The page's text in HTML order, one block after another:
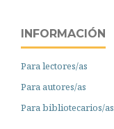
INFORMACIÓN
Para lectores/as
Para autores/as
Para bibliotecarios/as